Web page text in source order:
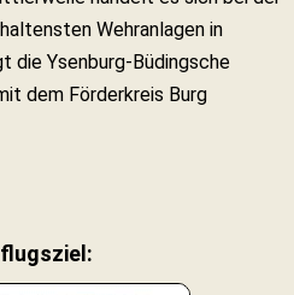
Wehranlagen in
die Ysenburg-Büdingsche
dem Förderkreis Burg